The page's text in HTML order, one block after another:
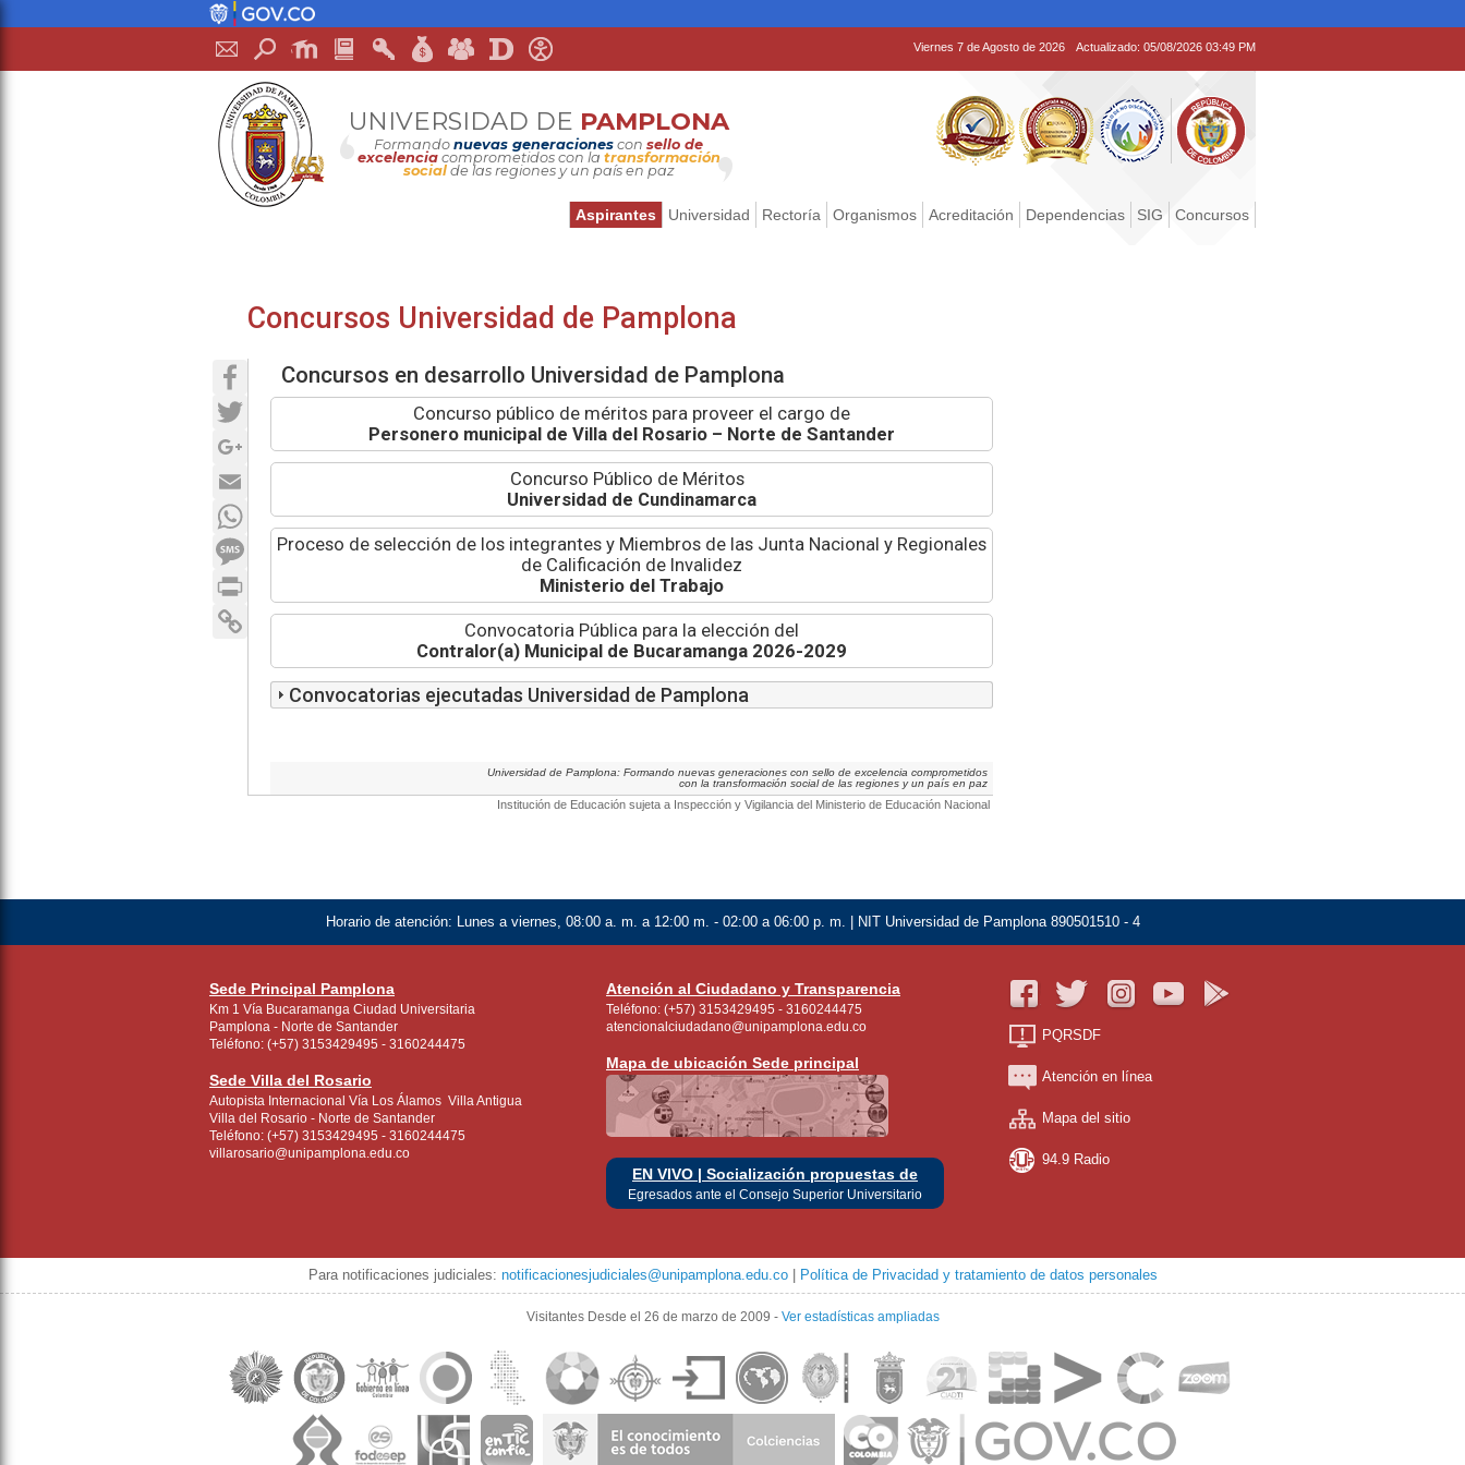
Actualizado: 05/08/2026 03:49 PM
Viernes 7 de Agosto de 2026
UNIVERSIDAD DE PAMPLONA
Formando nuevas generaciones con sello de
excelenciacomprometidos con la transformación
socialde las regiones y un país en paz
Aspirantes Universidad Rectoría Organismos Acreditación Dependencias SIG Concursos
Facebook
Twitter
Copy Link
Concursos Universidad de Pamplona
Concursos en desarrollo Universidad de Pamplona
Concurso público de méritos para proveer el cargo de
Personero municipal de Villa del Rosario – Norte de Santander
Concurso Público de Méritos
Universidad de Cundinamarca
Proceso de selección de los integrantes y Miembros de las Junta Nacional y Regionales
de Calificación de Invalidez
Ministerio del Trabajo
Convocatoria Pública para la elección del
Contralor(a) Municipal de Bucaramanga 2026-2029
Convocatorias ejecutadas Universidad de Pamplona
Universidad de Pamplona: Formando nuevas generaciones con sello de excelencia comprometidos
con la transformación social de las regiones y un país en paz
Institución de Educación sujeta a Inspección y Vigilancia del Ministerio de Educación Nacional
Horario de atención: Lunes a viernes, 08:00 a. m. a 12:00 m. - 02:00 a 06:00 p. m. | NIT Universidad de Pamplona 890501510 - 4
Sede Principal Pamplona
Km 1 Vía Bucaramanga Ciudad Universitaria
Pamplona - Norte de Santander
Teléfono: (+57) 3153429495 - 3160244475
Sede Villa del Rosario
Autopista Internacional Vía Los Álamos Villa Antigua
Villa del Rosario - Norte de Santander
Teléfono: (+57) 3153429495 - 3160244475
villarosario@unipamplona.edu.co
Atención al Ciudadano y Transparencia
Teléfono: (+57) 3153429495 - 3160244475
atencionalciudadano@unipamplona.edu.co
Mapa de ubicación Sede principal
EN VIVO | Socialización propuestas de
Egresados ante el Consejo Superior Universitario
PQRSDF
Atención en línea
Mapa del sitio
94.9 Radio
Para notificaciones judiciales: notificacionesjudiciales@unipamplona.edu.co| Política de Privacidad y tratamiento de datos personales
Visitantes Desde el 26 de marzo de 2009 - Ver estadísticas ampliadas